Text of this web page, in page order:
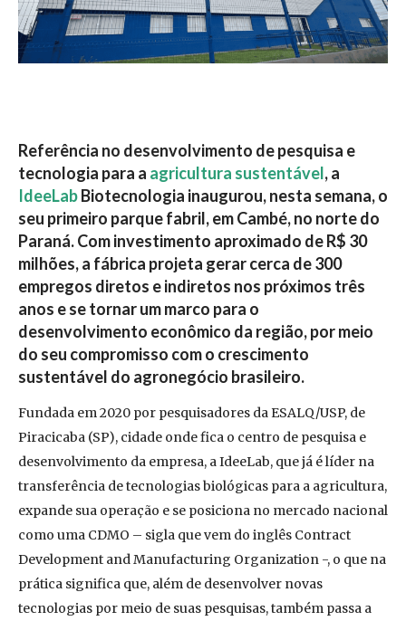
Referência no desenvolvimento de pesquisa e
tecnologia para a agricultura sustentável, a
IdeeLabBiotecnologia inaugurou, nesta semana, o
seu primeiro parque fabril, em Cambé, no norte do
Paraná. Com investimento aproximado de R$ 30
milhões, a fábrica projeta gerar cerca de 300
empregos diretos e indiretos nos próximos três
anos e se tornar um marco para o
desenvolvimento econômico da região, por meio
do seu compromisso com o crescimento
sustentável do agronegócio brasileiro.
Fundada em 2020 por pesquisadores da ESALQ/USP, de
Piracicaba (SP), cidade onde fica o centro de pesquisa e
desenvolvimento da empresa, a IdeeLab, que já é líder na
transferência de tecnologias biológicas para a agricultura,
expande sua operação e se posiciona no mercado nacional
como uma CDMO – sigla que vem do inglês Contract
Development and Manufacturing Organization -, o que na
prática significa que, além de desenvolver novas
tecnologias por meio de suas pesquisas, também passa a